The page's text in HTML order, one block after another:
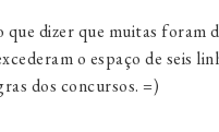
dizer que muitas foram
o espaço de seis
dos concursos. =)